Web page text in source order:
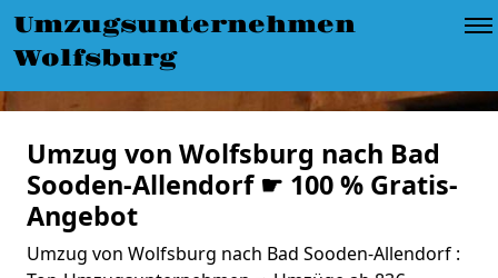
Umzugsunternehmen
Wolfsburg
Umzug von Wolfsburg nach Bad
Sooden-Allendorf ☛ 100 % Gratis-
Angebot
Umzug von Wolfsburg nach Bad Sooden-Allendorf :